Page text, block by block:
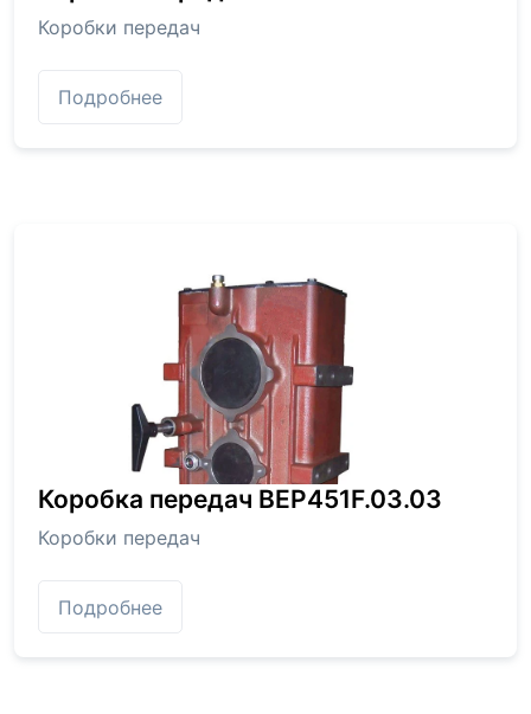
Коробки передач
Подробнее
Коробка передач BEP451F.03.03
Коробки передач
Подробнее